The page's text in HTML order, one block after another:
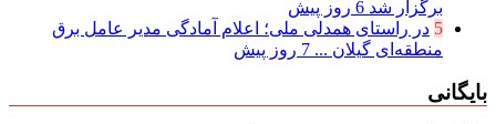
برگزار شد 6 روز پیش
5 در راستای همدلی ملی؛ اعلام آمادگی مدیر عامل برق
منطقه‌ای گیلان ... 7 روز پیش
بایگانی